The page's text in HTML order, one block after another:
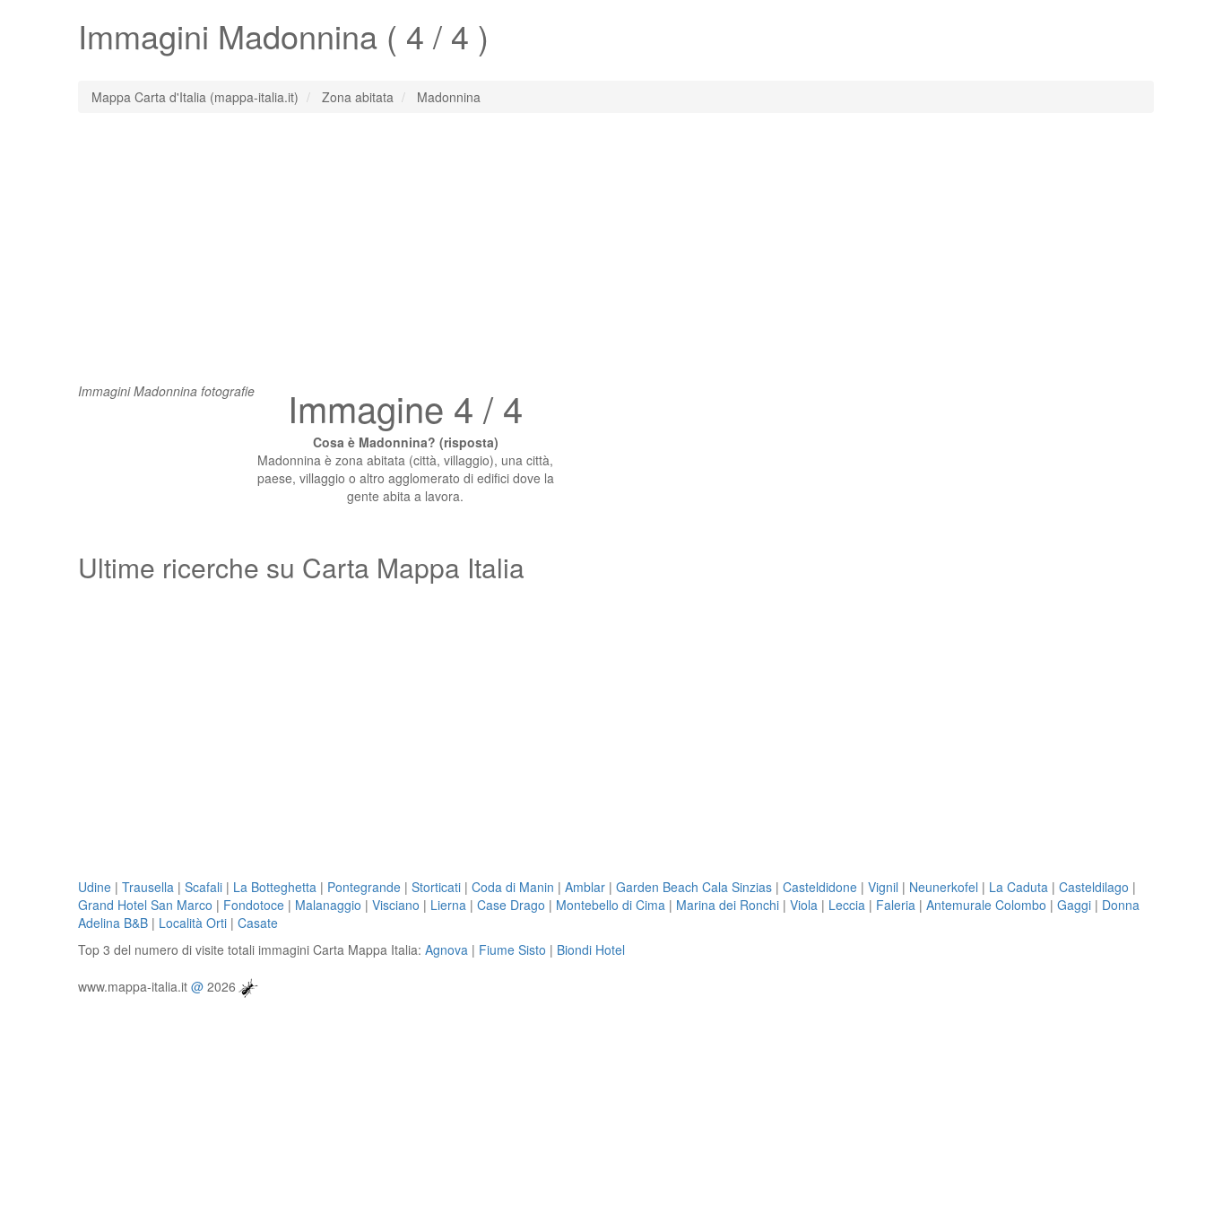
Immagini Madonnina ( 4 / 4 )
Mappa Carta d'Italia (mappa-italia.it) Zona abitata Madonnina
Immagini Madonnina fotografie Immagine 4 / 4
Cosa è Madonnina? (risposta)
Madonnina è zona abitata (città, villaggio), una città,
paese, villaggio o altro agglomerato di edifici dove la
gente abita a lavora.
Ultime ricerche su Carta Mappa Italia
Udine | Trausella | Scafali | La Botteghetta | Pontegrande | Storticati | Coda di Manin | Amblar | Garden Beach Cala Sinzias | Casteldidone | Vignil | Neunerkofel | La Caduta | Casteldilago |
Grand Hotel San Marco | Fondotoce | Malanaggio | Visciano | Lierna | Case Drago | Montebello di Cima | Marina dei Ronchi | Viola | Leccia | Faleria | Antemurale Colombo | Gaggi | Donna
Adelina B&B | Località Orti | Casate
Top 3 del numero di visite totali immagini Carta Mappa Italia: Agnova | Fiume Sisto | Biondi Hotel
www.mappa-italia.it @ 2026